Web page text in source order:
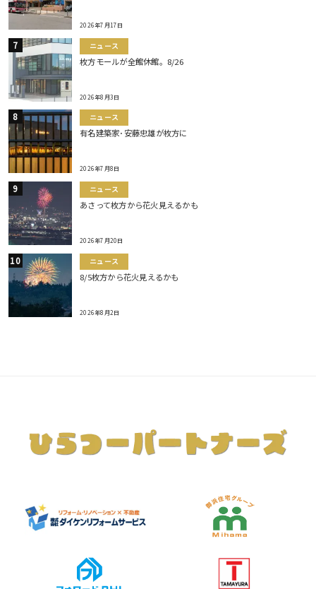
2026年7月17日
ニュース
枚方モールが全館休館。8/26
2026年8月3日
ニュース
有名建築家･安藤忠雄が枚方に
2026年7月8日
ニュース
あさって枚方から花火見えるかも
2026年7月20日
ニュース
8/5枚方から花火見えるかも
2026年8月2日